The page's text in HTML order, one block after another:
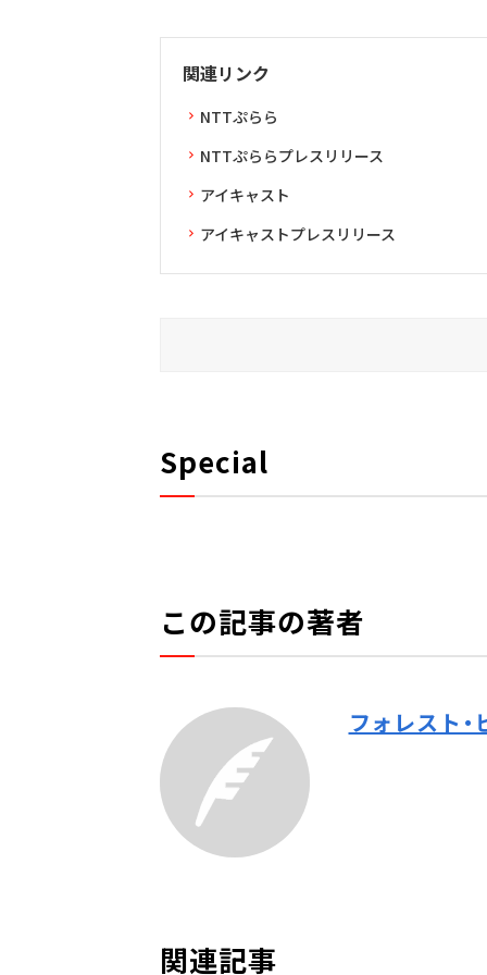
関連リンク
NTTぷらら
NTTぷららプレスリリース
アイキャスト
アイキャストプレスリリース
Special
この記事の著者
フォレスト・
関連記事